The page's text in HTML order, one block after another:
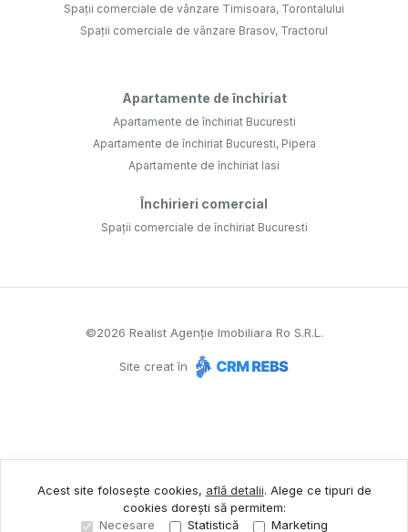
Spații comerciale de vânzare Timisoara, Torontalului
Spații comerciale de vânzare Brasov, Tractorul
Apartamente de închiriat
Apartamente de închiriat Bucuresti
Apartamente de închiriat Bucuresti, Pipera
Apartamente de închiriat Iasi
Închirieri comercial
Spații comerciale de închiriat Bucuresti
©2026 Realist Agenție Imobiliara Ro S.R.L.
Site creat în
Acest site folosește cookies, află detalii. Alege ce tipuri de
cookies dorești să permitem:
Necesare
Statistică Marketing